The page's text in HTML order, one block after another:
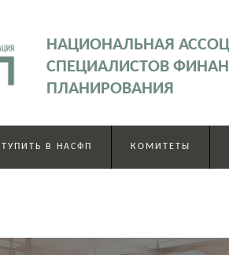
НАЦИОНАЛЬНАЯ
СПЕЦИАЛИСТОВ
ПЛАНИРОВАНИЯ
В НАСФП КОМИТЕТЫ